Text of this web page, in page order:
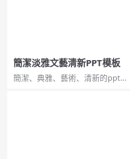
簡潔淡雅文藝清新PPT模板
簡潔、典雅、藝術、清新的ppt模